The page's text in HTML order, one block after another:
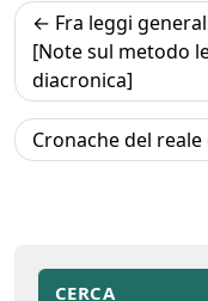
Navigazione
articoli
Fra leggi
[Note sul metodo
diacronica]
Cronache del
CERCA